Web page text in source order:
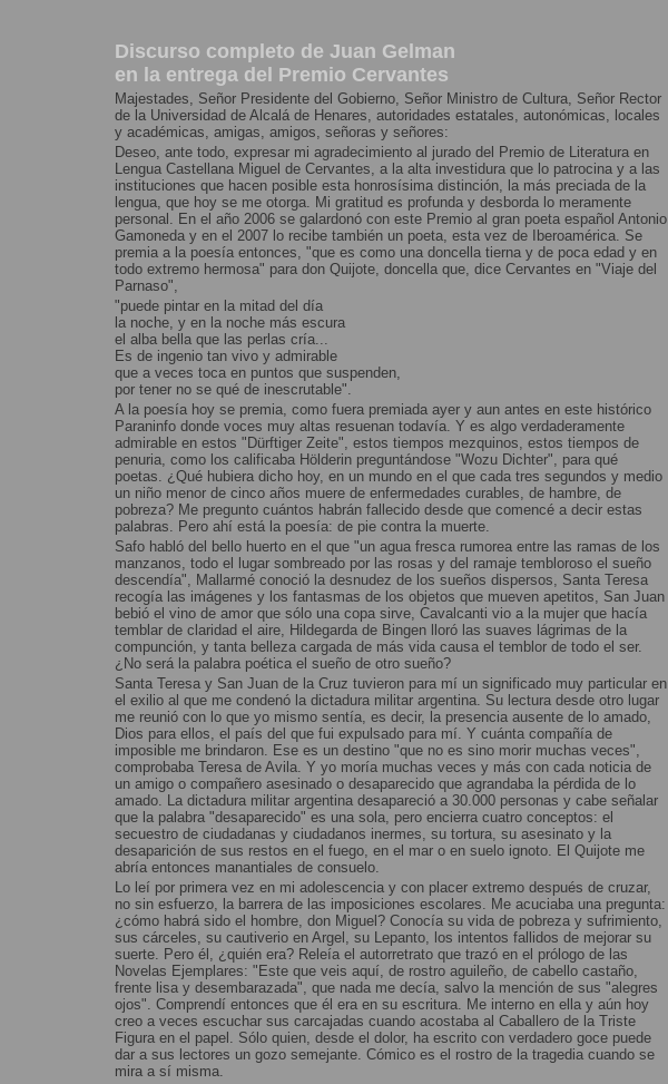
Discurso completo de Juan Gelman
en la entrega del Premio Cervantes
Majestades, Señor Presidente del Gobierno, Señor Ministro de Cultura, Señor Rector
de la Universidad de Alcalá de Henares, autoridades estatales, autonómicas, locales
y académicas, amigas, amigos, señoras y señores:
Deseo, ante todo, expresar mi agradecimiento al jurado del Premio de Literatura en
Lengua Castellana Miguel de Cervantes, a la alta investidura que lo patrocina y a las
instituciones que hacen posible esta honrosísima distinción, la más preciada de la
lengua, que hoy se me otorga. Mi gratitud es profunda y desborda lo meramente
personal. En el año 2006 se galardonó con este Premio al gran poeta español Antonio
Gamoneda y en el 2007 lo recibe también un poeta, esta vez de Iberoamérica. Se
premia a la poesía entonces, "que es como una doncella tierna y de poca edad y en
todo extremo hermosa" para don Quijote, doncella que, dice Cervantes en "Viaje del
Parnaso",
"puede pintar en la mitad del día
la noche, y en la noche más escura
el alba bella que las perlas cría...
Es de ingenio tan vivo y admirable
que a veces toca en puntos que suspenden,
por tener no se qué de inescrutable".
A la poesía hoy se premia, como fuera premiada ayer y aun antes en este histórico
Paraninfo donde voces muy altas resuenan todavía. Y es algo verdaderamente
admirable en estos "Dürftiger Zeite", estos tiempos mezquinos, estos tiempos de
penuria, como los calificaba Hölderin preguntándose "Wozu Dichter", para qué
poetas. ¿Qué hubiera dicho hoy, en un mundo en el que cada tres segundos y medio
un niño menor de cinco años muere de enfermedades curables, de hambre, de
pobreza? Me pregunto cuántos habrán fallecido desde que comencé a decir estas
palabras. Pero ahí está la poesía: de pie contra la muerte.
Safo habló del bello huerto en el que "un agua fresca rumorea entre las ramas de los
manzanos, todo el lugar sombreado por las rosas y del ramaje tembloroso el sueño
descendía", Mallarmé conoció la desnudez de los sueños dispersos, Santa Teresa
recogía las imágenes y los fantasmas de los objetos que mueven apetitos, San Juan
bebió el vino de amor que sólo una copa sirve, Cavalcanti vio a la mujer que hacía
temblar de claridad el aire, Hildegarda de Bingen lloró las suaves lágrimas de la
compunción, y tanta belleza cargada de más vida causa el temblor de todo el ser.
¿No será la palabra poética el sueño de otro sueño?
Santa Teresa y San Juan de la Cruz tuvieron para mí un significado muy particular en
el exilio al que me condenó la dictadura militar argentina. Su lectura desde otro lugar
me reunió con lo que yo mismo sentía, es decir, la presencia ausente de lo amado,
Dios para ellos, el país del que fui expulsado para mí. Y cuánta compañía de
imposible me brindaron. Ese es un destino "que no es sino morir muchas veces",
comprobaba Teresa de Avila. Y yo moría muchas veces y más con cada noticia de
un amigo o compañero asesinado o desaparecido que agrandaba la pérdida de lo
amado. La dictadura militar argentina desapareció a 30.000 personas y cabe señalar
que la palabra "desaparecido" es una sola, pero encierra cuatro conceptos: el
secuestro de ciudadanas y ciudadanos inermes, su tortura, su asesinato y la
desaparición de sus restos en el fuego, en el mar o en suelo ignoto. El Quijote me
abría entonces manantiales de consuelo.
Lo leí por primera vez en mi adolescencia y con placer extremo después de cruzar,
no sin esfuerzo, la barrera de las imposiciones escolares. Me acuciaba una pregunta:
¿cómo habrá sido el hombre, don Miguel? Conocía su vida de pobreza y sufrimiento,
sus cárceles, su cautiverio en Argel, su Lepanto, los intentos fallidos de mejorar su
suerte. Pero él, ¿quién era? Releía el autorretrato que trazó en el prólogo de las
Novelas Ejemplares: "Este que veis aquí, de rostro aguileño, de cabello castaño,
frente lisa y desembarazada", que nada me decía, salvo la mención de sus "alegres
ojos". Comprendí entonces que él era en su escritura. Me interno en ella y aún hoy
creo a veces escuchar sus carcajadas cuando acostaba al Caballero de la Triste
Figura en el papel. Sólo quien, desde el dolor, ha escrito con verdadero goce puede
dar a sus lectores un gozo semejante. Cómico es el rostro de la tragedia cuando se
mira a sí misma.